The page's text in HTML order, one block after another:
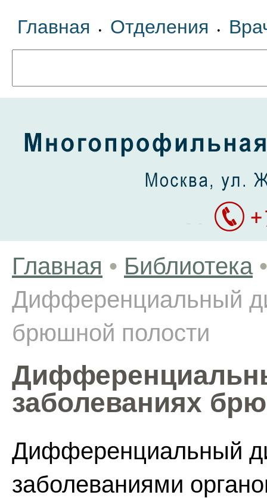
Главная • Отделения •
Главная • Библиотека •
Дифференциальный
брюшной полости
заболеваниях
Дифференциальный
заболеваниями